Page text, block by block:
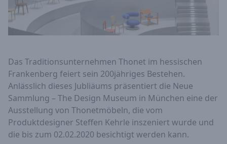
Das Traditionsunternehmen Thonet im hessischen
Frankenberg feiert sein 200jähriges Bestehen.
Anlässlich dieses Jubliäums präsentiert die Neue
Sammlung – The Design Museum in München eine der
Ausstellung von Thonetmöbeln, die vom
Produktdesigner Steffen Kehrle inszeniert wurde und
die bis zum 02.02.2020 besichtigt werden kann.